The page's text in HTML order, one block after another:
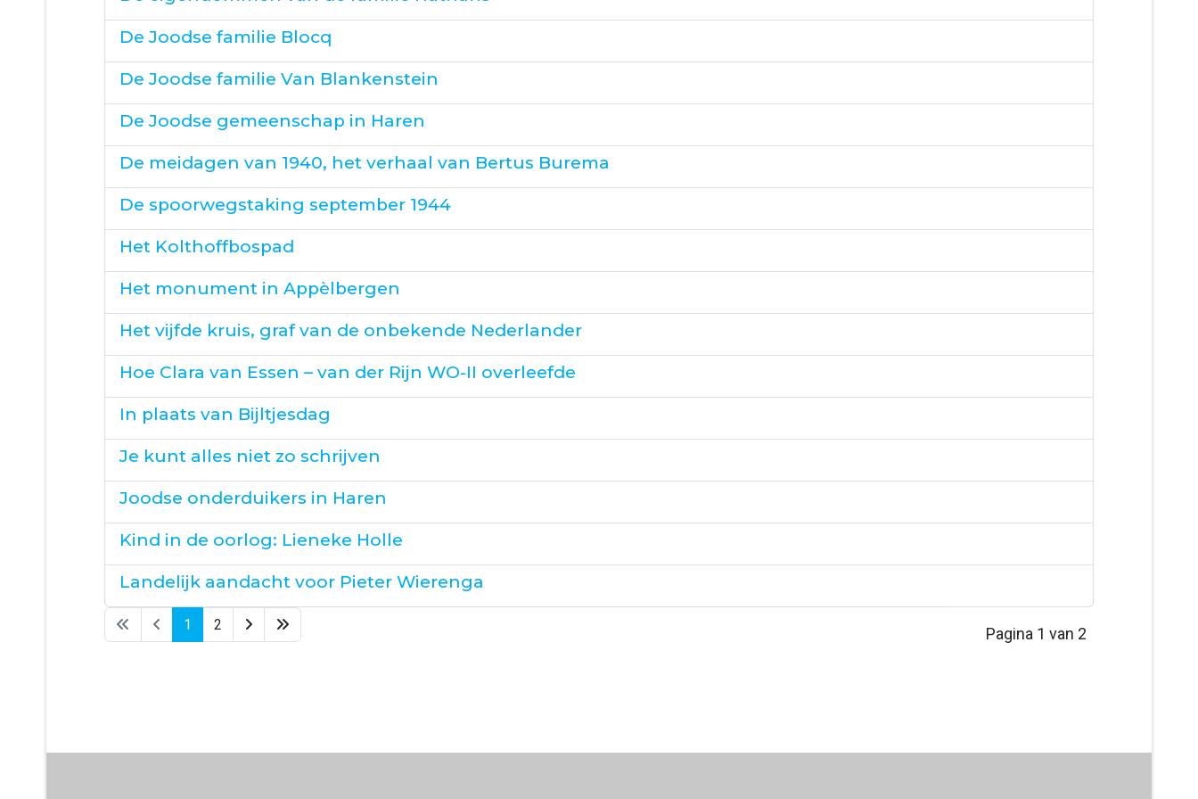
De Joodse familie Blocq
De Joodse familie Van Blankenstein
De Joodse gemeenschap in Haren
De meidagen van 1940, het verhaal van Bertus Burema
De spoorwegstaking september 1944
Het Kolthoffbospad
Het monument in Appèlbergen
Het vijfde kruis, graf van de onbekende Nederlander
Hoe Clara van Essen – van der Rijn WO-II overleefde
In plaats van Bijltjesdag
Je kunt alles niet zo schrijven
Joodse onderduikers in Haren
Kind in de oorlog: Lieneke Holle
Landelijk aandacht voor Pieter Wierenga
Pagina 1 van 2
1 2